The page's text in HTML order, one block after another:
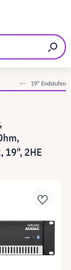
19" Endstufen
19", 2HE